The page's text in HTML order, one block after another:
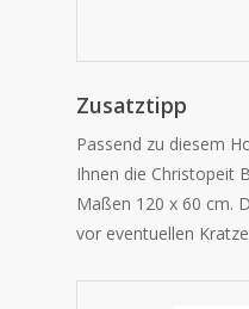
Zusatztipp
Passend zu diesem
Ihnen die Christopeit
Maßen 120 x 60 cm.
vor eventuellen